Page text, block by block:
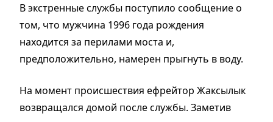
В экстренные службы поступило сообщение о
том, что мужчина 1996 года рождения
находится за перилами моста и,
предположительно, намерен прыгнуть в воду.
На момент происшествия ефрейтор Жаксылык
возвращался домой после службы. Заметив